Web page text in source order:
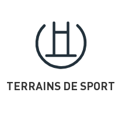
TERRAINS DE SPORT